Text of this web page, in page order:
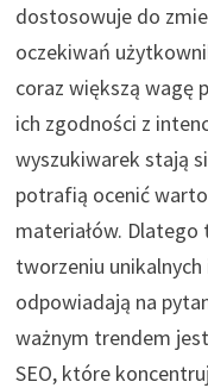
dostosowuje do
oczekiwań
coraz większą wagę
ich zgodności z
wyszukiwarek stają
potrafią ocenić
materiałów. Dlatego
tworzeniu
odpowiadają na
ważnym trendem
SEO, które